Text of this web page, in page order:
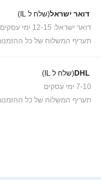
דואר ישראל(שלח ל IL)
דואר ישראל: 12-15 ימי עסקים
תעריף המשלוח של כל
DHL(שלח ל IL)
7-10 ימי עסקים
תעריף המשלוח של כל ההזמנות הוא